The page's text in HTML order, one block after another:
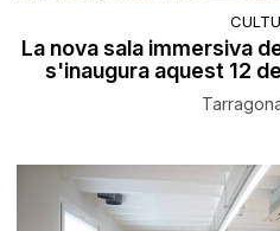
La nova sala immersiva
s'inaugura aquest 12